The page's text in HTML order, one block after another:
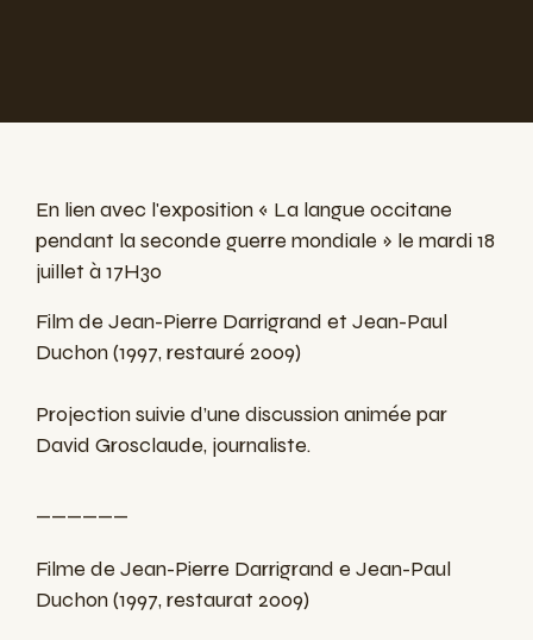
En lien avec l'exposition « La langue occitane
pendant la seconde guerre mondiale » le mardi 18
juillet à 17H30
Film de Jean-Pierre Darrigrand et Jean-Paul
Duchon (1997, restauré 2009)
Projection suivie d’une discussion animée par
David Grosclaude, journaliste.
Filme de Jean-Pierre Darrigrand e Jean-Paul
Duchon (1997, restaurat 2009)